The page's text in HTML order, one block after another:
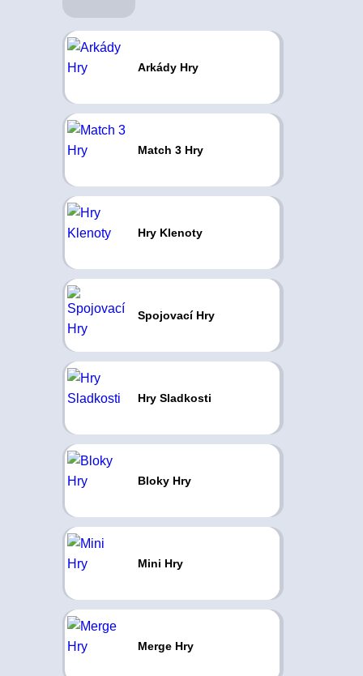
Arkády Hry
Match 3 Hry
Hry Klenoty
Spojovací Hry
Hry Sladkosti
Bloky Hry
Mini Hry
Merge Hry